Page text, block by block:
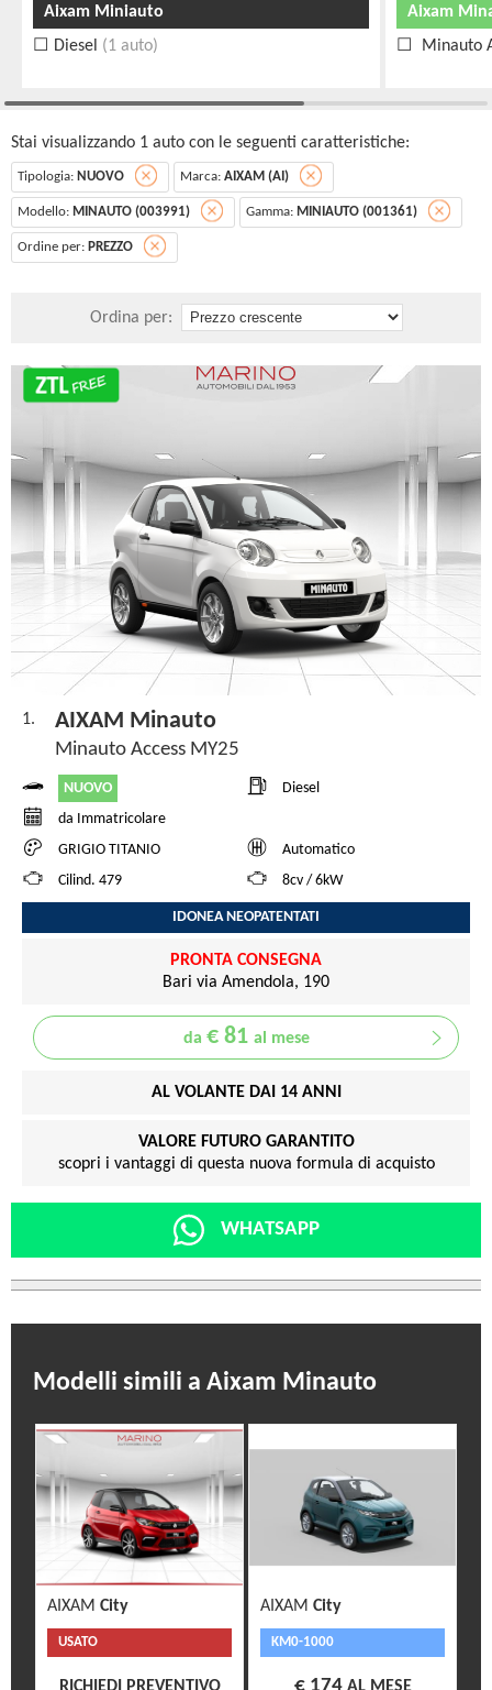
Aixam Miniauto
Diesel (1 auto)
Aixam
Minauto
Stai visualizzando 1 auto con le seguenti caratteristiche:
Tipologia: NUOVO Marca: AIXAM (AI)
Modello: MINAUTO (003991) Gamma: MINIAUTO (001361)
Ordine per: PREZZO
Ordina per:
1. AIXAM Minauto
Minauto Access MY25
NUOVO
Diesel
da Immatricolare
GRIGIO TITANIO
Automatico
Cilind. 479
8cv / 6kW
IDONEA NEOPATENTATI
PRONTA CONSEGNA
Bari via Amendola, 190
da € 81 al mese
AL VOLANTE DAI 14 ANNI
VALORE FUTURO GARANTITO
scopri i vantaggi di questa nuova formula di acquisto
WHATSAPP
Modelli simili a Aixam Minauto
AIXAM City
USATO
RICHIEDI PREVENTIVO
AIXAM City
KM0-1000
AL MESE